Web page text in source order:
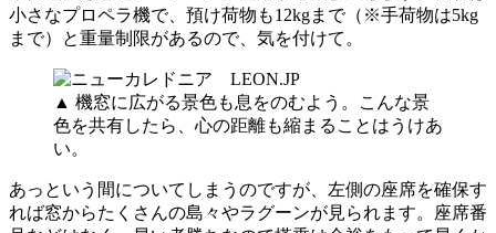
小さなプロペラ機で、預け荷物も12kgまで（※手荷物は5kg
まで）と重量制限があるので、気を付けて。
▲ 機窓に広がる景色も息をのむよう。こんな景
色を共有したら、心の距離も縮まることはうけあ
い。
あっという間についてしまうのですが、左側の座席を確保す
れば窓からたくさんの島々やラグーンが見られます。座席番